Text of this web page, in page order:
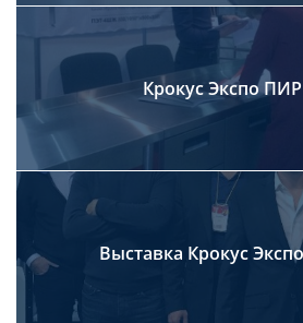
Крокус Экспо
Выставка Крокус